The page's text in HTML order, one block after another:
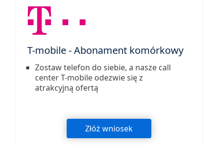
T-mobile - Abonament komórkowy
Zostaw telefon do siebie, a nasze call
center T-mobile odezwie się z
atrakcyjną ofertą
Złóż wniosek